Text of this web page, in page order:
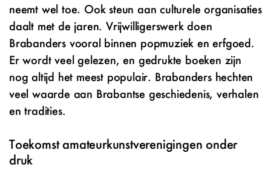
neemt wel toe. Ook steun aan culturele organisaties
daalt met de jaren. Vrijwilligerswerk doen
Brabanders vooral binnen popmuziek en erfgoed.
Er wordt veel gelezen, en gedrukte boeken zijn
nog altijd het meest populair. Brabanders hechten
veel waarde aan Brabantse geschiedenis, verhalen
en tradities.
Toekomst amateurkunstverenigingen onder
druk